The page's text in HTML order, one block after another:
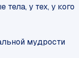
у тех, у кого
мудрости